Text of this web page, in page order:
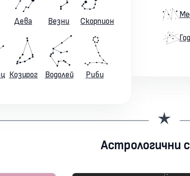
Дева Везни Скорпион
Козирог Водолей Риби
Астрологични